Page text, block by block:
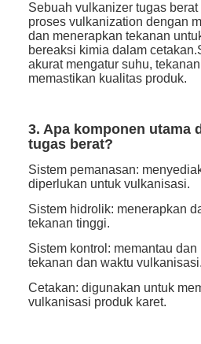
Sebuah vulkanizer tugas
proses vulkanization dengan
dan menerapkan tekanan
bereaksi kimia dalam
akurat mengatur suhu,
memastikan kualitas produk.
3. Apa komponen utama
tugas berat?
Sistem pemanasan:
diperlukan untuk vulkanisasi.
Sistem hidrolik: menerapkan
tekanan tinggi.
Sistem kontrol: memantau dan
tekanan dan waktu vulkanisasi.
Cetakan: digunakan untuk
vulkanisasi produk karet.